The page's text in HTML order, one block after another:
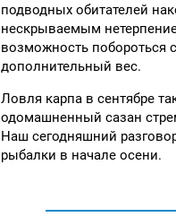
подводных обитателей
нескрываемым
возможность побороться
дополнительный вес.
Ловля карпа в сентябре
одомашненный сазан
Наш сегодняшний
рыбалки в начале осени.